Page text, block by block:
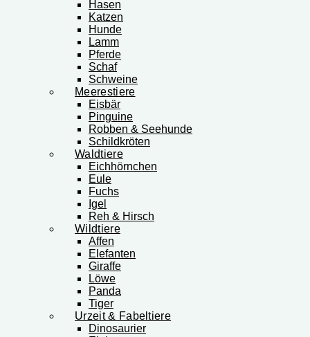
Hasen
Katzen
Hunde
Lamm
Pferde
Schaf
Schweine
Meerestiere
Eisbär
Pinguine
Robben & Seehunde
Schildkröten
Waldtiere
Eichhörnchen
Eule
Fuchs
Igel
Reh & Hirsch
Wildtiere
Affen
Elefanten
Giraffe
Löwe
Panda
Tiger
Urzeit & Fabeltiere
Dinosaurier